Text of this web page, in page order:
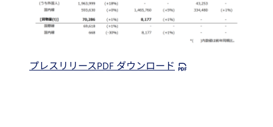
プレスリリースPDF ダウンロード